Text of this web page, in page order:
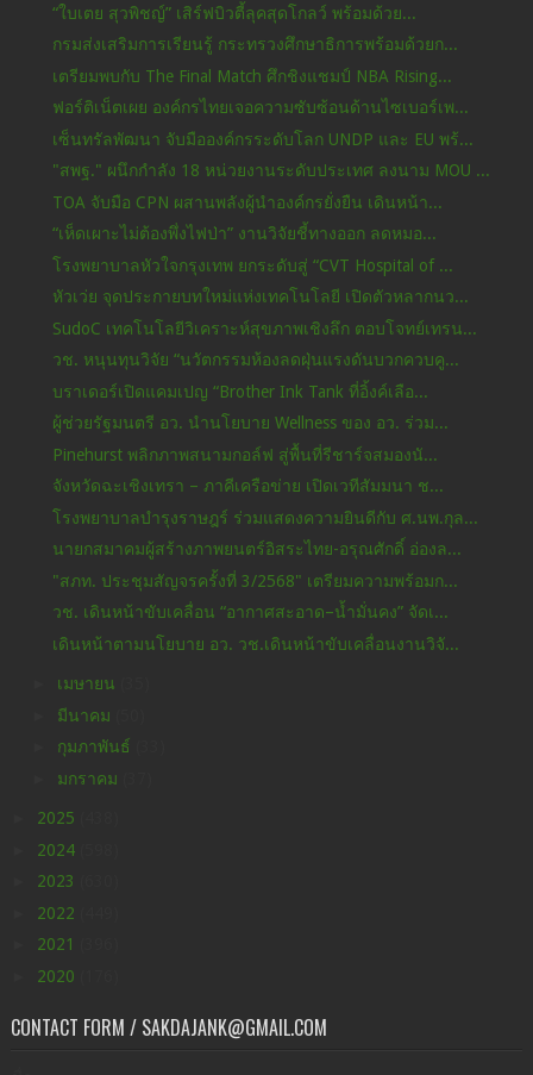
“ใบเตย สุวพิชญ์” เสิร์ฟบิวตี้ลุคสุดโกลว์ พร้อมด้วย...
กรมส่งเสริมการเรียนรู้ กระทรวงศึกษาธิการพร้อมด้วยก...
เตรียมพบกับ The Final Match ศึกชิงแชมป์ NBA Rising...
ฟอร์ติเน็ตเผย องค์กรไทยเจอความซับซ้อนด้านไซเบอร์เพ...
เซ็นทรัลพัฒนา จับมือองค์กรระดับโลก UNDP และ EU พร้...
"สพฐ." ผนึกกำลัง 18 หน่วยงานระดับประเทศ ลงนาม MOU ...
TOA จับมือ CPN ผสานพลังผู้นำองค์กรยั่งยืน เดินหน้า...
“เห็ดเผาะไม่ต้องพึ่งไฟป่า” งานวิจัยชี้ทางออก ลดหมอ...
โรงพยาบาลหัวใจกรุงเทพ ยกระดับสู่ “CVT Hospital of ...
หัวเว่ย จุดประกายบทใหม่แห่งเทคโนโลยี เปิดตัวหลากนว...
SudoC เทคโนโลยีวิเคราะห์สุขภาพเชิงลึก ตอบโจทย์เทรน...
วช. หนุนทุนวิจัย “นวัตกรรมห้องลดฝุ่นแรงดันบวกควบคู...
บราเดอร์เปิดแคมเปญ “Brother Ink Tank ที่อิ้งค์เลือ...
ผู้ช่วยรัฐมนตรี อว. นำนโยบาย Wellness ของ อว. ร่วม...
Pinehurst พลิกภาพสนามกอล์ฟ สู่พื้นที่รีชาร์จสมองนั...
จังหวัดฉะเชิงเทรา – ภาคีเครือข่าย เปิดเวทีสัมมนา ช...
โรงพยาบาลบำรุงราษฎร์ ร่วมแสดงความยินดีกับ ศ.นพ.กุล...
นายกสมาคมผู้สร้างภาพยนตร์อิสระไทย-อรุณศักดิ์ อ่องล...
"สภท. ประชุมสัญจรครั้งที่ 3/2568" เตรียมความพร้อมก...
วช. เดินหน้าขับเคลื่อน “อากาศสะอาด–น้ำมั่นคง” จัดเ...
เดินหน้าตามนโยบาย อว. วช.เดินหน้าขับเคลื่อนงานวิจั...
เมษายน
มีนาคม
กุมภาพันธ์
มกราคม
2025
2024
2023
2022
2021
2020
CONTACT FORM / SAKDAJANK@GMAIL.COM